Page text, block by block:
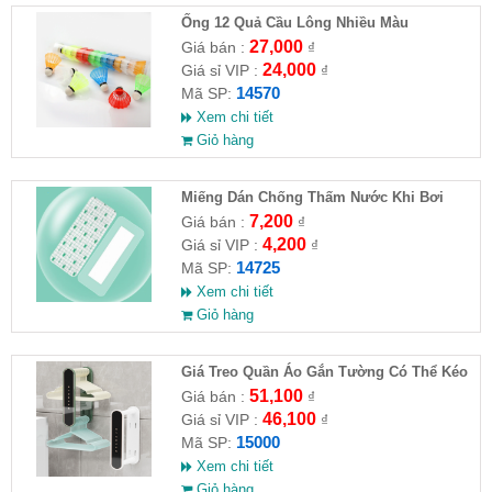
Ống 12 Quả Cầu Lông Nhiều Màu
Giá bán : 27,000₫
Giá sỉ VIP : 24,000₫
Mã SP: 14570
Xem chi tiết
Giỏ hàng
Miếng Dán Chống Thấm Nước Khi Bơi
Giá bán : 7,200₫
Giá sỉ VIP : 4,200₫
Mã SP: 14725
Xem chi tiết
Giỏ hàng
Giá Treo Quần Áo Gắn Tường Có Thể Kéo
Dài
Giá bán : 51,100₫
Giá sỉ VIP : 46,100₫
Mã SP: 15000
Xem chi tiết